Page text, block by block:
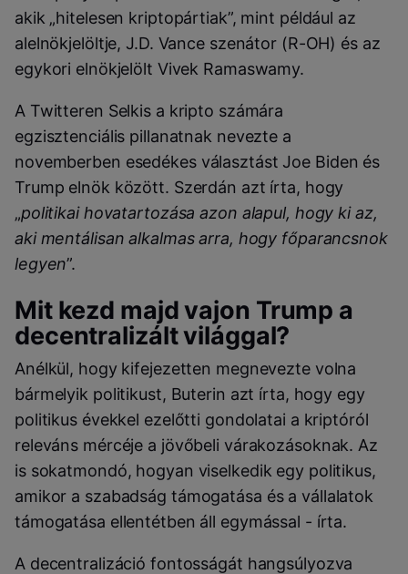
akik „hitelesen kriptopártiak”, mint például az
alelnökjelöltje, J.D. Vance szenátor (R-OH) és az
egykori elnökjelölt Vivek Ramaswamy.
A Twitteren Selkis a kripto számára
egzisztenciális pillanatnak nevezte a
novemberben esedékes választást Joe Biden és
Trump elnök között. Szerdán azt írta, hogy
„politikai hovatartozása azon alapul, hogy ki az,
aki mentálisan alkalmas arra, hogy főparancsnok
legyen”.
Mit kezd majd vajon Trump a
decentralizált világgal?
Anélkül, hogy kifejezetten megnevezte volna
bármelyik politikust, Buterin azt írta, hogy egy
politikus évekkel ezelőtti gondolatai a kriptóról
releváns mércéje a jövőbeli várakozásoknak. Az
is sokatmondó, hogyan viselkedik egy politikus,
amikor a szabadság támogatása és a vállalatok
támogatása ellentétben áll egymással - írta.
A decentralizáció fontosságát hangsúlyozva